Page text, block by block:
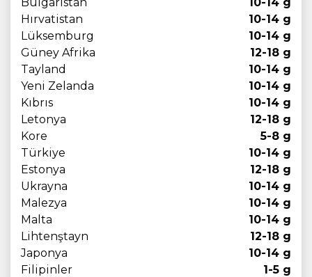
Hırvatistan
10-14 g
Lüksemburg
10-14 g
Güney Afrika
12-18 g
Tayland
10-14 g
Yeni Zelanda
10-14 g
Kıbrıs
10-14 g
Letonya
12-18 g
Kore
5-8 g
Türkiye
10-14 g
Estonya
12-18 g
Ukrayna
10-14 g
Malezya
10-14 g
Malta
10-14 g
Lihtenştayn
12-18 g
Japonya
10-14 g
Filipinler
1-5 g